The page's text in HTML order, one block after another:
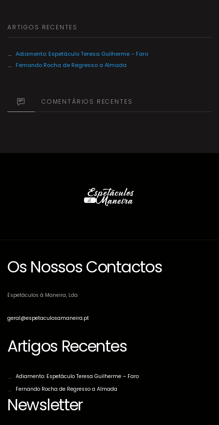
ARTIGOS RECENTES
Adiamento: Espetáculo Teresa Guilherme – Faro
Fernando Rocha de Regresso a Almada
COMENTÁRIOS RECENTES
Os Nossos Contactos
Espetáculos à Maneira, Lda
geral@espetaculosamaneira.pt
Artigos Recentes
Adiamento: Espetáculo Teresa Guilherme – Faro
Fernando Rocha de Regresso a Almada
Newsletter